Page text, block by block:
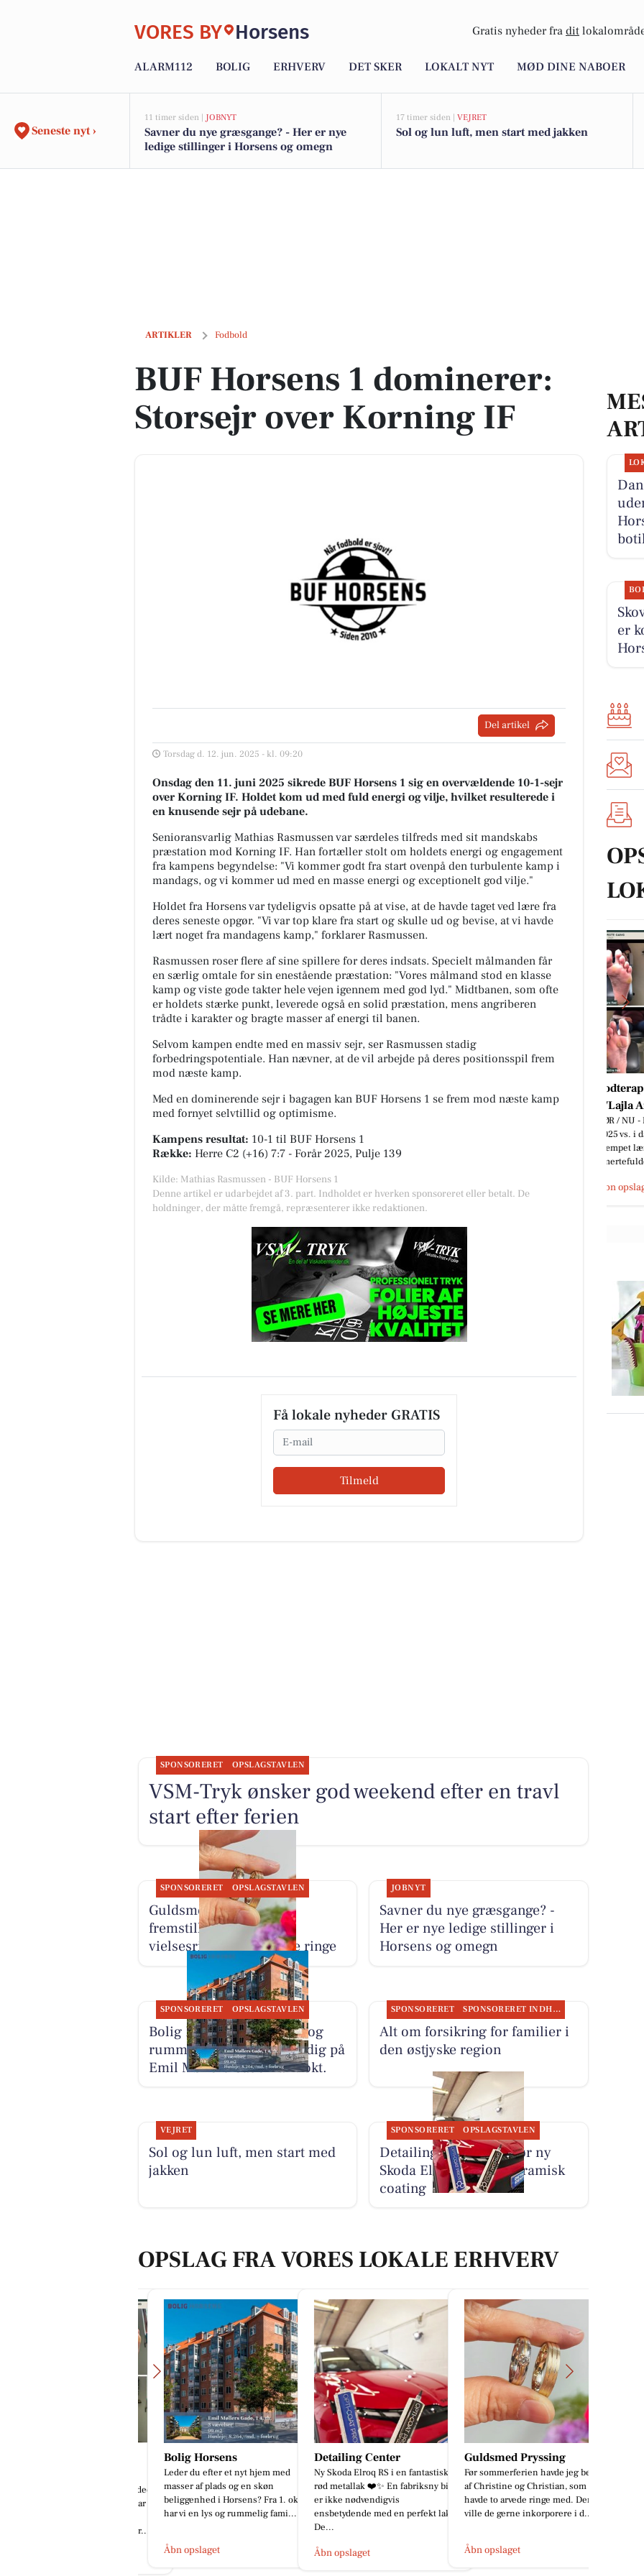
VORES BY Horsens Gratis nyheder fra dit
ALARM112 BOLIG ERHVERV DET SKER LOKALT NYT MØD DINE NABOER
Seneste nyt ›
11 timer siden | JOBNYT
Savner du nye græsgange? - Her er nye
ledige stillinger i Horsens og omegn
17 timer siden | VEJRET
Sol og lun luft, men start med jakken
ARTIKLER Fodbold
BUF Horsens 1 dominerer: Storsejr over Korning IF
BUF Horsens 1 dominerer:
Storsejr over Korning IF
Del artikel
Torsdag d. 12. jun. 2025 - kl. 09:20
Onsdag den 11. juni 2025 sikrede BUF Horsens 1 sig en overvældende 10-1-sejr
over Korning IF. Holdet kom ud med fuld energi og vilje, hvilket resulterede i
en knusende sejr på udebane.
Senioransvarlig Mathias Rasmussen var særdeles tilfreds med sit mandskabs
præstation mod Korning IF. Han fortæller stolt om holdets energi og engagement
fra kampens begyndelse: "Vi kommer godt fra start ovenpå den turbulente kamp i
mandags, og vi kommer ud med en masse energi og exceptionelt god vilje."
Holdet fra Horsens var tydeligvis opsatte på at vise, at de havde taget ved lære fra
deres seneste opgør. "Vi var top klare fra start og skulle ud og bevise, at vi havde
lært noget fra mandagens kamp," forklarer Rasmussen.
Rasmussen roser flere af sine spillere for deres indsats. Specielt målmanden får
en særlig omtale for sin enestående præstation: "Vores målmand stod en klasse
kamp og viste gode takter hele vejen igennem med god lyd." Midtbanen, som ofte
er holdets stærke punkt, leverede også en solid præstation, mens angriberen
trådte i karakter og bragte masser af energi til banen.
Selvom kampen endte med en massiv sejr, ser Rasmussen stadig
forbedringspotentiale. Han nævner, at de vil arbejde på deres positionsspil frem
mod næste kamp.
Med en dominerende sejr i bagagen kan BUF Horsens 1 se frem mod næste kamp
med fornyet selvtillid og optimisme.
Kampens resultat: 10-1 til BUF Horsens 1
Række: Herre C2 (+16) 7:7 - Forår 2025, Pulje 139
Kilde: Mathias Rasmussen - BUF Horsens 1
Denne artikel er udarbejdet af 3. part. Indholdet er hverken sponsoreret eller betalt. De
holdninger, der måtte fremgå, repræsenterer ikke redaktionen.
Få lokale nyheder GRATIS
Email
Tilmeld
er
GOOOOD WEEKEND FRA VSM-
TRYK 💚 Vi er tilbage fra ferie – og
kede sig! 😅 Der har været...
Åbn opslaget
v/Lajla Andersen
Åbn opslaget
SPONSORERET OPSLAGSTAVLEN
VSM-Tryk ønsker god weekend efter en travl
start efter ferien
SPONSORERET OPSLAGSTAVLEN
Guldsmed Pryssing har
fremstillet personlige
vielsesringe med arvede ringe
JOBNYT
Savner du nye græsgange? -
Her er nye ledige stillinger i
Horsens og omegn
SPONSORERET OPSLAGSTAVLEN
Bolig Horsens har en lys og
rummelig familiebolig ledig på
Emil Møllers Gade fra 1. okt.
SPONSORERET SPONSORERET INDHOLD
Alt om forsikring for familier i
den østjyske region
VEJRET
Sol og lun luft, men start med
jakken
SPONSORERET OPSLAGSTAVLEN
Detailing Center klargør ny
Skoda Elroq RS med keramisk
coating
OPSLAG FRA VORES LOKALE ERHVERV
Bolig Horsens
Leder du efter et nyt hjem med
masser af plads og en skøn
beliggenhed i Horsens? Fra 1. okt.
har vi en lys og rummelig fami...
Åbn opslaget
Detailing Center
Ny Skoda Elroq RS i en fantastisk
rød metallak ❤️✨ En fabriksny bil
er ikke nødvendigvis
ensbetydende med en perfekt lak.
Åbn opslaget
Guldsmed Pryssing
Før sommerferien havde jeg besøg
af Christine og Christian, som
havde to arvede ringe med. Dem
ville de gerne inkorporere i d...
Åbn opslaget